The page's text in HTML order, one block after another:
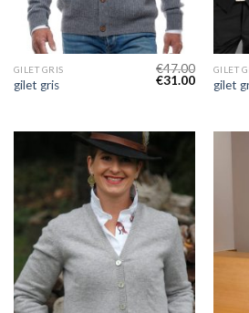
GILET GRIS
gilet gris
€47.00
€31.00
GILET
gilet